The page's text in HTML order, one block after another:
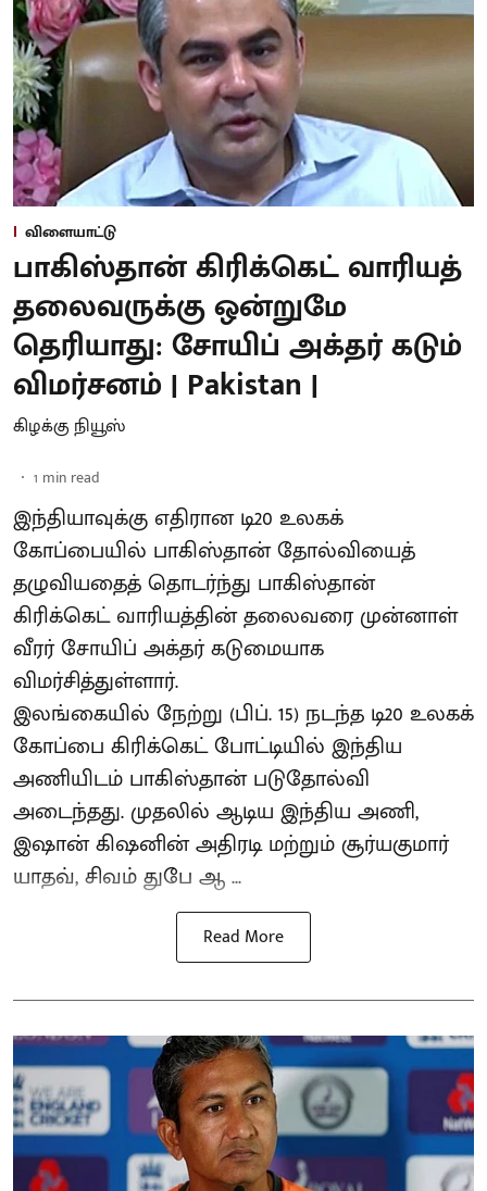
விளையாட்டு
பாகிஸ்தான் கிரிக்கெட் வாரியத்
தலைவருக்கு ஒன்றுமே
தெரியாது: சோயிப் அக்தர் கடும்
விமர்சனம் | Pakistan |
கிழக்கு நியூஸ்
1 min read
இந்தியாவுக்கு எதிரான டி20 உலகக்
கோப்பையில் பாகிஸ்தான் தோல்வியைத்
தழுவியதைத் தொடர்ந்து பாகிஸ்தான்
கிரிக்கெட் வாரியத்தின் தலைவரை முன்னாள்
வீரர் சோயிப் அக்தர் கடுமையாக
விமர்சித்துள்ளார்.
இலங்கையில் நேற்று (பிப். 15) நடந்த டி20 உலகக்
கோப்பை கிரிக்கெட் போட்டியில் இந்திய
அணியிடம் பாகிஸ்தான் படுதோல்வி
அடைந்தது. முதலில் ஆடிய இந்திய அணி,
இஷான் கிஷனின் அதிரடி மற்றும் சூர்யகுமார்
யாதவ், சிவம் துபே ஆ ...
Read More